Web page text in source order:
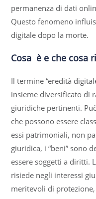
permanenza di dati
Questo fenomeno
digitale dopo la morte.
Cosa è e che cosa
Il termine “eredità
insieme diversificato di
giuridiche pertinenti.
che possono essere
essi patrimoniali, non
giuridica, i “beni” sono
essere soggetti a diritti.
risiede negli interessi
meritevoli di